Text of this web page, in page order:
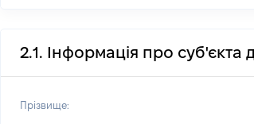
2.1. Інформація про суб'єкта
Прізвище: